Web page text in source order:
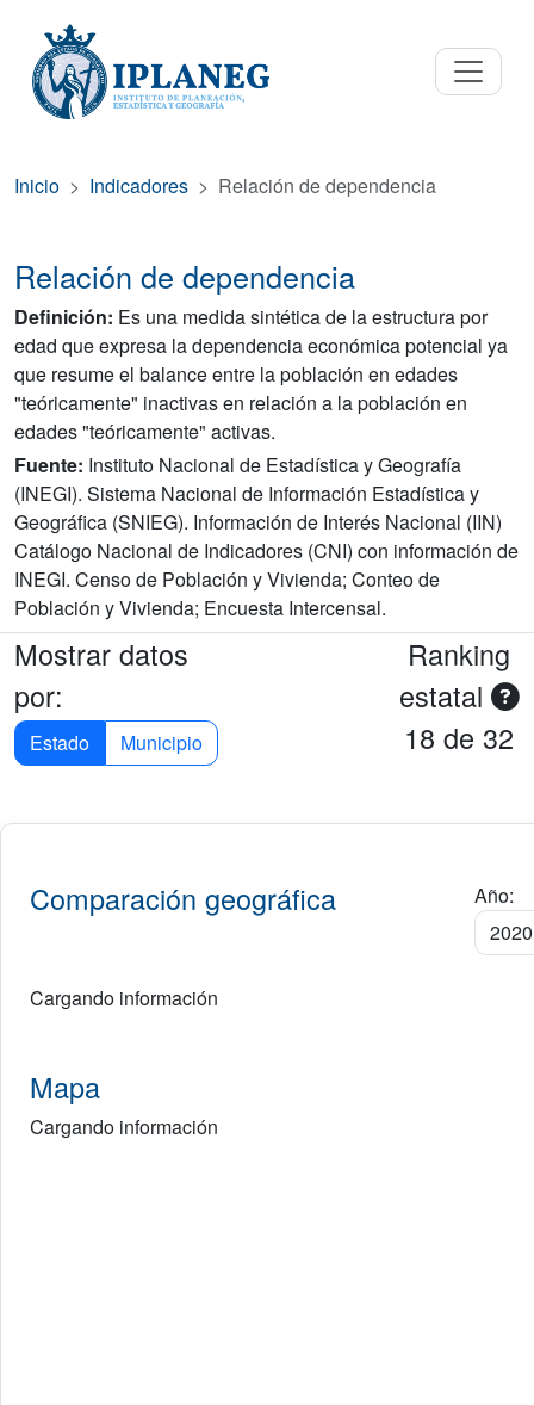
Inicio Indicadores Relación de dependencia
Relación de dependencia
Definición: Es una medida sintética de la estructura por
edad que expresa la dependencia económica potencial ya
que resume el balance entre la población en edades
"teóricamente" inactivas en relación a la población en
edades "teóricamente" activas.
Fuente: Instituto Nacional de Estadística y Geografía
(INEGI). Sistema Nacional de Información Estadística y
Geográfica (SNIEG). Información de Interés Nacional (IIN)
Catálogo Nacional de Indicadores (CNI) con información de
INEGI. Censo de Población y Vivienda; Conteo de
Población y Vivienda; Encuesta Intercensal.
Mostrar datos
por:
Estado Municipio
Ranking
estatal
18 de 32
Comparación geográfica Año:
Cargando información
Mapa
Cargando información